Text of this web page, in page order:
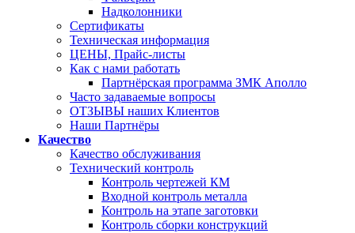
Надколонники
Сертификаты
Техническая информация
ЦЕНЫ, Прайс-листы
Как с нами работать
Партнёрская программа ЗМК Аполло
Часто задаваемые вопросы
ОТЗЫВЫ наших Клиентов
Наши Партнёры
Качество
Качество обслуживания
Технический контроль
Контроль чертежей КМ
Входной контроль металла
Контроль на этапе заготовки
Контроль сборки конструкций